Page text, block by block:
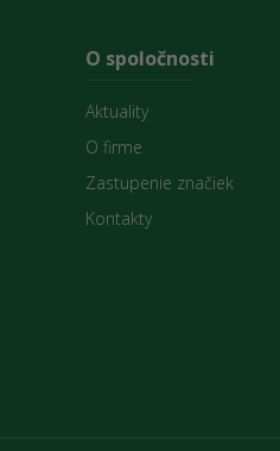
O spoločnosti
Aktuality
O firme
Zastupenie značiek
Kontakty